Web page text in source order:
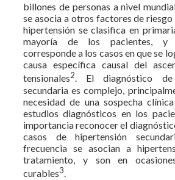
billones de personas a nivel
se asocia a otros factores de riesgo
hipertensión se clasifica en
mayoría de los pacientes, y
corresponde a los casos en que se
causa específica causal del
tensionales2. El diagnóstico de
secundaria es complejo,
necesidad de una sospecha
estudios diagnósticos en los
importancia reconocer el
casos de hipertensión
frecuencia se asocian a
tratamiento, y son en
curables3.